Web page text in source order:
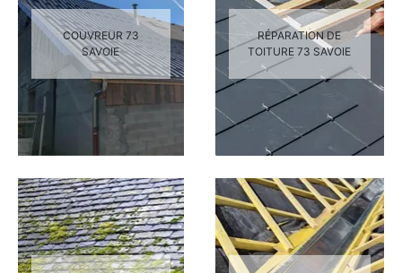
COUVREUR 73
SAVOIE
RÉPARATION DE
TOITURE 73 SAVOIE